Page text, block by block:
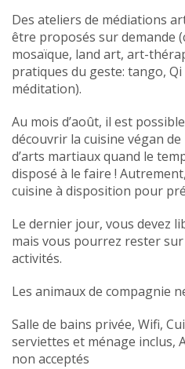
Des ateliers de médiations
être proposés sur demande
mosaïque, land art, art-
pratiques du geste: tango,
méditation).
Au mois d’août, il est
découvrir la cuisine végan
d’arts martiaux quand le
disposé à le faire !
cuisine à disposition pour
Le dernier jour, vous devez
mais vous pourrez rester sur
activités.
Les animaux de compagnie
Salle de bains privée, Wifi,
serviettes et ménage inclus,
non acceptés